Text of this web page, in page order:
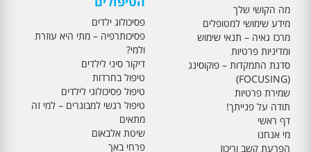
מה הקושי שלך
מידע שימושי למטופלים
מרכז גאיה – תנאי שימוש
ומדיניות פרטיות
סדנת התמקדות – פוקוסינג
(FOCUSING)
שמירת פרטיות
תודה על פנייתך!
דף ראשי
מי אנחנו
הפרעת קשב וריכוז
פסיכולוג ילדים
פסיכותרפיה – מתי היא עוזרת
ולמי?
דיקור סיני לילדים
טיפול בחרדות
טיפול פסיכולוגי לילדים
טיפול רגשי למבוגרים – למי זה
מתאים
שיטת אלבאום
פרחי באך